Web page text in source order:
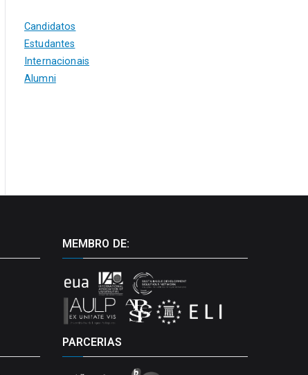
Candidatos
Estudantes
Internacionais
Alumni
MEMBRO DE:
PARCERIAS